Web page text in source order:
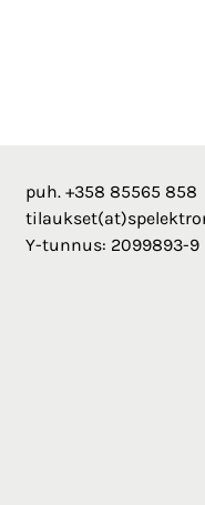
puh. +358 85565 858
Y-tunnus: 2099893-9